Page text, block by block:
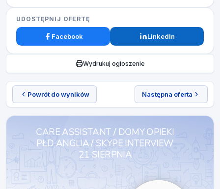
Powrót do wyników Następna oferta
CARE ASSISTANT / DOMY OPIEKI
PŁD ANGLIA / SKYPE INTERVIEW
21 SIERPNIA
UDOSTĘPNIJ OFERTĘ
Facebook LinkedIn
Wydrukuj ogłoszenie